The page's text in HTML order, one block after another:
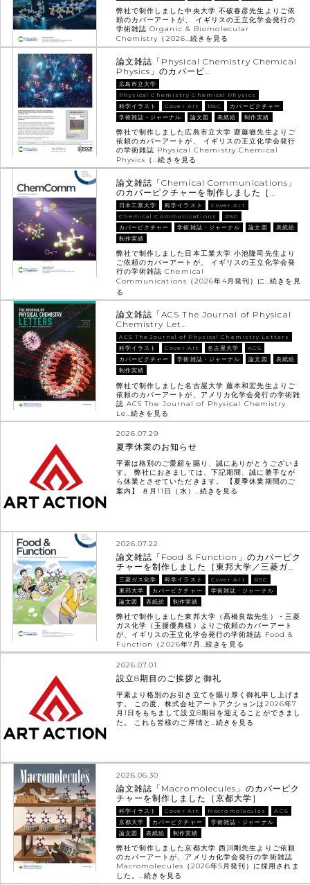
弊社で制作しました中央大学 不破春彦先生よりご依
頼のカバーアートが、 イギリスの王立化学会発行の
学術雑誌 Organic & Biomolecular
Chemistry（2026…続きを見る
論文雑誌「Physical Chemistry Chemical
Physics」のカバーピ…
広島市立大学
Physical Chemistry Chemical Physics
科学イラスト
Cover Art RSC
カバーピクチャー
学術雑誌・ジャーナル
論文図 表紙絵 制作実績
弊社で制作しました広島市立大学 齋藤徹先生よりご
依頼のカバーアートが、 イギリスの王立化学会発行
の学術雑誌 Physical Chemistry Chemical
Physics（…続きを見る
論文雑誌「Chemical Communications」
のカバーピクチャーを制作しました［…
日本工業大学 科学イラスト
Cover Art
Chemical Communications
RSC
カバーピクチャー
学術雑誌・ジャーナル 論文図
表紙絵
制作実績
弊社で制作しました日本工業大学 小池隆司先生より
ご依頼のカバーアートが、 イギリスの王立化学会発
行の学術雑誌 Chemical
Communications（2026年4月発刊）に…続きを見
る
論文雑誌「ACS The Journal of Physical
Chemistry Let…
ACS The Journal of Physical Chemistry Letters
科学イラスト
Cover Art 名古屋大学
ACS
カバーピクチャー
学術雑誌・ジャーナル 論文図
表紙絵
制作実績
弊社で制作しました名古屋大学 藤本和宏先生よりご
依頼のカバーアートが、アメリカ化学会発行の学術雑
誌 ACS The Journal of Physical Chemistry
Le… 続きを見る
2026.07.29
夏季休業のお知らせ
平素は格別のご愛顧を賜り、誠にありがとうございま
す。 弊社におきましては、下記期間、誠に勝手なが
ら休業とさせていただきます。 【夏季休業期間のご
案内】 ８月11日（水）…続きを見る
2026.07.22
論文雑誌「Food & Function」のカバーピク
チャーを制作しました［東邦大学／三菱ガ…
三菱ガス化学 科学イラスト Cover Art
RSC
東邦大学
カバーピクチャー
学術雑誌・ジャーナル
論文図
表紙絵 制作実績
弊社で制作しました東邦大学（髙橋良哉先生）・三菱
ガス化学（玉腰優典様）よりご依頼のカバーアート
が、イギリスの王立化学会発行の学術雑誌 Food &
Function（2026年7月…続きを見る
2026.07.01
設立8期目のご挨拶と御礼
平素より格別のお引き立てを賜り厚く御礼申し上げま
す。 この度、株式会社アートアクションは2026年7
月1日をもちまして設立8期目を迎えることができまし
た。 これも皆様のご厚情と…続きを見る
2026.06.30
論文雑誌「Macromolecules」のカバーピク
チャーを制作しました［京都大学］
科学イラスト Cover Art Macromolecules
ACS
京都大学
カバーピクチャー
学術雑誌・ジャーナル
論文図
表紙絵 制作実績
弊社で制作しました京都大学 西川剛先生よりご依頼
のカバーアートが、アメリカ化学会発行の学術雑誌
Macromolecules（2026年5月発刊）に採用されま
した。…続きを見る